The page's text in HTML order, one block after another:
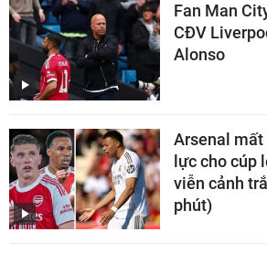
Fan Man
CĐV
Alonso
Arsenal mất
lực cho cúp
viễn cảnh
phút)